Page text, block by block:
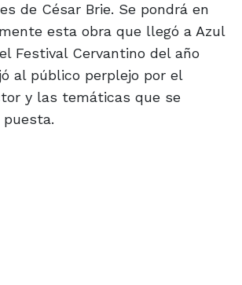
de César Brie. Se pondrá en
esta obra que llegó a Azul
Festival Cervantino del año
al público perplejo por el
y las temáticas que se